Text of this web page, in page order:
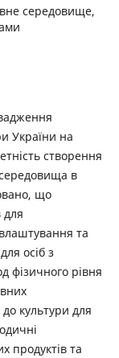
середовище,
України на
створення
в
що
для
та
осіб з
фізичного рівня
культури для
продуктів та